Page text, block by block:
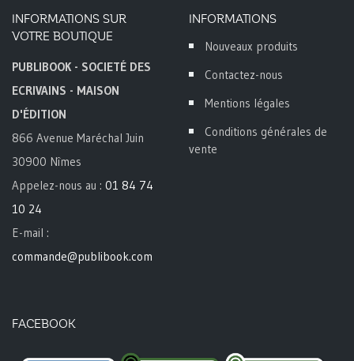
INFORMATIONS SUR
VOTRE BOUTIQUE
PUBLIBOOK - SOCIETÉ DES
ECRIVAINS - MAISON
D'ÉDITION
866 Avenue Maréchal Juin
30900 Nîmes
Appelez-nous au : 01 84 74
10 24
E-mail :
commande@publibook.com
INFORMATIONS
Nouveaux produits
Contactez-nous
Mentions légales
Conditions générales de
vente
FACEBOOK